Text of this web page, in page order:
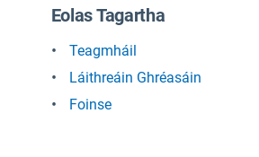
Eolas Tagartha
Teagmháil
Láithreáin Ghréasáin
Foinse